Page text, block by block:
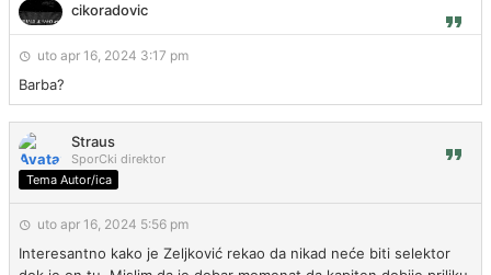
cikoradovic
uto apr 16, 2024 3:17 pm
Barba?
Straus
SporCki direktor
Tema Autor/ica
uto apr 16, 2024 5:56 pm
Interesantno kako je Zeljković rekao da nikad neće biti selektor